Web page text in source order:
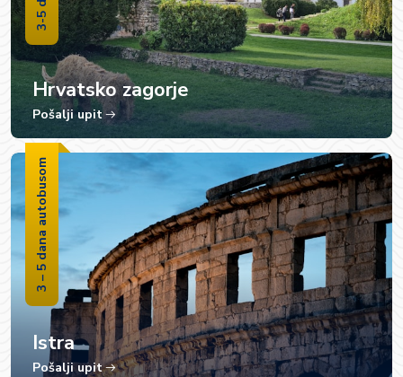
Hrvatsko zagorje
Pošalji upit
3 – 5 dana autobusom
Istra
Pošalji upit